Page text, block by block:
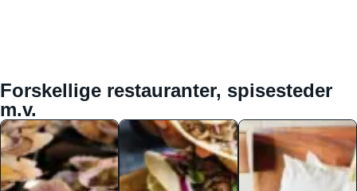
Forskellige restauranter, spisesteder
m.v.